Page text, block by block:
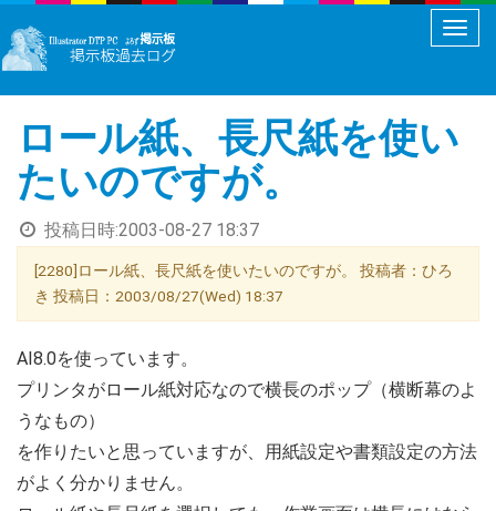
メ
ュ
え
ロール紙、長尺紙を使い
たいのですが。
投稿日時:2003-08-27 18:37
[2280]ロール紙、長尺紙を使いたいのですが。 投稿者：ひろ
き 投稿日：2003/08/27(Wed) 18:37
AI8.0を使っています。
プリンタがロール紙対応なので横長のポップ（横断幕のよ
うなもの）
を作りたいと思っていますが、用紙設定や書類設定の方法
がよく分かりません。